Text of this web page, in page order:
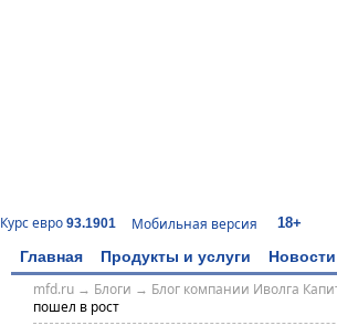
Курс евро 93.1901 Мобильная версия 18+
Главная Продукты и услуги Новости
mfd.ru→ Блоги → Блог компании Иволга
пошел в рост